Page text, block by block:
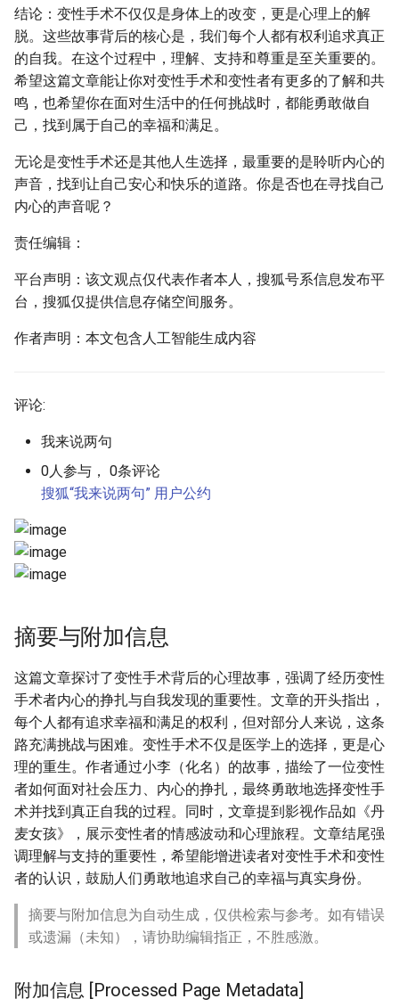
结论：变性手术不仅仅是身体上的改变，更是心理上的解
脱。这些故事背后的核心是，我们每个人都有权利追求真正
的自我。在这个过程中，理解、支持和尊重是至关重要的。
希望这篇文章能让你对变性手术和变性者有更多的了解和共
鸣，也希望你在面对生活中的任何挑战时，都能勇敢做自
己，找到属于自己的幸福和满足。
无论是变性手术还是其他人生选择，最重要的是聆听内心的
声音，找到让自己安心和快乐的道路。你是否也在寻找自己
内心的声音呢？
责任编辑：
平台声明：该文观点仅代表作者本人，搜狐号系信息发布平
台，搜狐仅提供信息存储空间服务。
作者声明：本文包含人工智能生成内容
评论:
我来说两句
0人参与， 0条评论
搜狐“我来说两句” 用户公约
摘要与附加信息
这篇文章探讨了变性手术背后的心理故事，强调了经历变性
手术者内心的挣扎与自我发现的重要性。文章的开头指出，
每个人都有追求幸福和满足的权利，但对部分人来说，这条
路充满挑战与困难。变性手术不仅是医学上的选择，更是心
理的重生。作者通过小李（化名）的故事，描绘了一位变性
者如何面对社会压力、内心的挣扎，最终勇敢地选择变性手
术并找到真正自我的过程。同时，文章提到影视作品如《丹
麦女孩》，展示变性者的情感波动和心理旅程。文章结尾强
调理解与支持的重要性，希望能增进读者对变性手术和变性
者的认识，鼓励人们勇敢地追求自己的幸福与真实身份。
摘要与附加信息为自动生成，仅供检索与参考。如有错误
或遗漏（未知），请协助编辑指正，不胜感激。
附加信息 [Processed Page Metadata]